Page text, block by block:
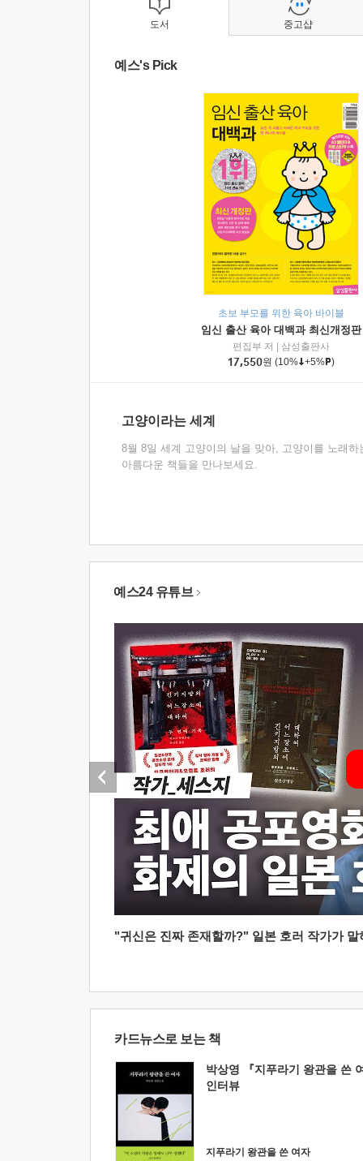
도서
예스's Pick
초보 부모를 위한 육아 바이블
임신 출산 육아 대백과 최신개정판
편집부 저
삼성출판사
17,550원 (10% +5% )
고양이라는 세계
8월 8일 세계 고양이의 날을 맞아, 고양이를 노래하
아름다운 책들을 만나보세요.
중고샵
예스24 유튜브
"귀신은 진짜 존재할까?" 일본 호러 작가가
카드뉴스로 보는 책
박상영 『지푸라기 왕관을 쓴
인터뷰
지푸라기 왕관을 쓴 여자